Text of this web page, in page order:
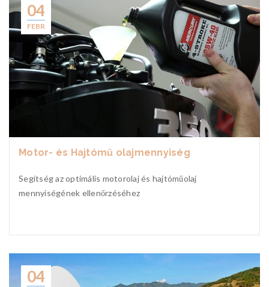
04
FEBR
Motor- és Hajtómű olajmennyiség
Segítség az optimális motorolaj és hajtóműolaj
mennyiségének ellenőrzéséhez
04